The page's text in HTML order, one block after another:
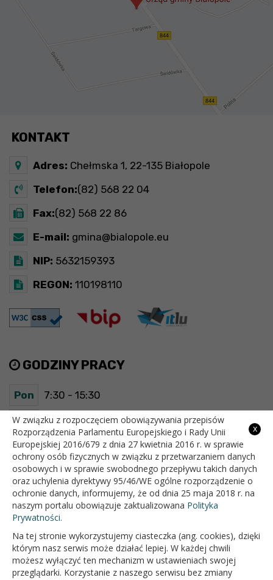
KONTAKT
Adres: Chełmska 1, 22-135 Białopole
Telefon:(82) 568 22 04
Fax:(82) 568 22 86
E-mail: gmina@bialopole.eu
NIP: 5632159393
REGON: 110198110
GODZINY PRACY
Pon 7:30 - 15:30
Wt 7:30 - 15:30
Śr 7:30 - 15:30
Czw 7:30 - 15:30
Pt 7:30 - 15:30
OFICJALNY SERWIS INTERNETOWY GMINY BIAŁOPOLE
x
W związku z rozpoczęciem obowiązywania przepisów
Rozporządzenia Parlamentu Europejskiego i Rady Unii
Europejskiej 2016/679 z dnia 27 kwietnia 2016 r. w sprawie
ochrony osób fizycznych w związku z przetwarzaniem danych
osobowych i w sprawie swobodnego przepływu takich danych
oraz uchylenia dyrektywy 95/46/WE ogólne rozporządzenie o
ochronie danych, informujemy, że od dnia 25 maja 2018 r. na
naszym portalu obowiązuje zaktualizowana Polityka
Prywatności.
Na tej stronie wykorzystujemy ciasteczka (ang. cookies), dzięki
którym nasz serwis może działać lepiej. W każdej chwili
możesz wyłączyć ten mechanizm w ustawieniach swojej
przeglądarki. Korzystanie z naszego serwisu bez zmiany